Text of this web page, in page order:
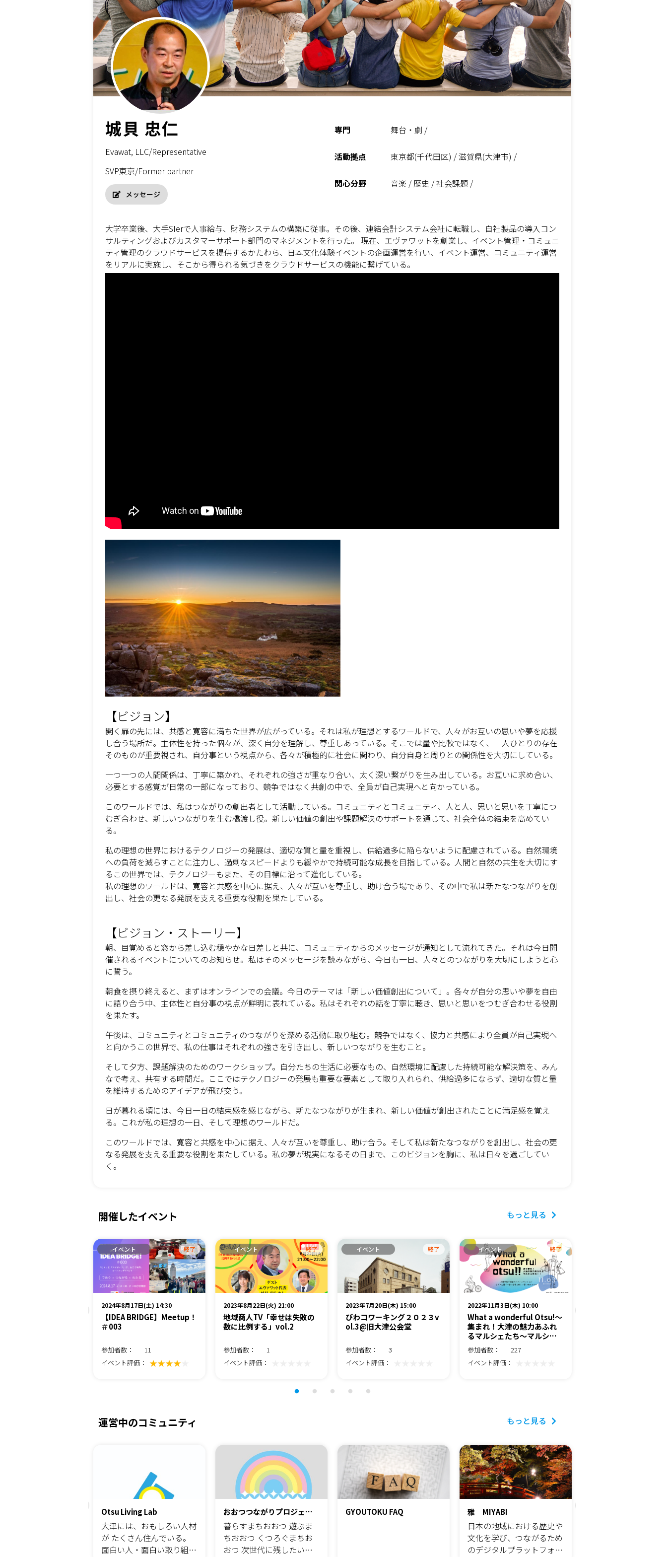
城貝 忠仁
Evawat, LLC/Representative
SVP東京/Former partner
メッセージ
専門 舞台・劇 /
活動拠点 東京都(千代田区) / 滋賀県(大津市) /
関心分野 音楽 / 歴史 / 社会課題 /
大学卒業後、大手SIerで人事給与、財務システムの構築に従事。その後、連結会計システム会社に転職し、自社製品の導入コン
サルティングおよびカスタマーサポート部門のマネジメントを行った。 現在、エヴァワットを創業し、イベント管理・コミュニ
ティ管理のクラウドサービスを提供するかたわら、日本文化体験イベントの企画運営を行い、イベント運営、コミュニティ運営
をリアルに実施し、そこから得られる気づきをクラウドサービスの機能に繋げている。
【ビジョン】
開く扉の先には、共感と寛容に満ちた世界が広がっている。それは私が理想とするワールドで、人々がお互いの思いや夢を応援
し合う場所だ。主体性を持った個々が、深く自分を理解し、尊重しあっている。そこでは量や比較ではなく、一人ひとりの存在
そのものが重要視され、自分事という視点から、各々が積極的に社会に関わり、自分自身と周りとの関係性を大切にしている。
一つ一つの人間関係は、丁寧に築かれ、それぞれの強さが重なり合い、太く深い繋がりを生み出している。お互いに求め合い、
必要とする感覚が日常の一部になっており、競争ではなく共創の中で、全員が自己実現へと向かっている。
このワールドでは、私はつながりの創出者として活動している。コミュニティとコミュニティ、人と人、思いと思いを丁寧につ
むぎ合わせ、新しいつながりを生む橋渡し役。新しい価値の創出や課題解決のサポートを通じて、社会全体の結束を高めてい
る。
私の理想の世界におけるテクノロジーの発展は、適切な質と量を重視し、供給過多に陥らないように配慮されている。自然環境
への負荷を減らすことに注力し、過剰なスピードよりも緩やかで持続可能な成長を目指している。人間と自然の共生を大切にす
るこの世界では、テクノロジーもまた、その目標に沿って進化している。
私の理想のワールドは、寛容と共感を中心に据え、人々が互いを尊重し、助け合う場であり、その中で私は新たなつながりを創
出し、社会の更なる発展を支える重要な役割を果たしている。
【ビジョン・ストーリー】
朝、目覚めると窓から差し込む穏やかな日差しと共に、コミュニティからのメッセージが通知として流れてきた。それは今日開
催されるイベントについてのお知らせ。私はそのメッセージを読みながら、今日も一日、人々とのつながりを大切にしようと心
に誓う。
朝食を摂り終えると、まずはオンラインでの会議。今日のテーマは「新しい価値創出について」。各々が自分の思いや夢を自由
に語り合う中、主体性と自分事の視点が鮮明に表れている。私はそれぞれの話を丁寧に聴き、思いと思いをつむぎ合わせる役割
を果たす。
午後は、コミュニティとコミュニティのつながりを深める活動に取り組む。競争ではなく、協力と共感により全員が自己実現へ
と向かうこの世界で、私の仕事はそれぞれの強さを引き出し、新しいつながりを生むこと。
そして夕方、課題解決のためのワークショップ。自分たちの生活に必要なもの、自然環境に配慮した持続可能な解決策を、みん
なで考え、共有する時間だ。ここではテクノロジーの発展も重要な要素として取り入れられ、供給過多にならず、適切な質と量
を維持するためのアイデアが飛び交う。
日が暮れる頃には、今日一日の結束感を感じながら、新たなつながりが生まれ、新しい価値が創出されたことに満足感を覚え
る。これが私の理想の一日、そして理想のワールドだ。
このワールドでは、寛容と共感を中心に据え、人々が互いを尊重し、助け合う。そして私は新たなつながりを創出し、社会の更
なる発展を支える重要な役割を果たしている。私の夢が現実になるその日まで、このビジョンを胸に、私は日々を過ごしてい
く。
開催したイベント もっと見る
イベント 終了
2024年8月17日(土) 14:30
【IDEA BRIDGE】Meetup！
＃003
参加者数：
11
イベント評価：
★★★★
イベント 終了
2023年8月22日(火) 21:00
地域商人TV「幸せは失敗の
数に比例する」vol.2
参加者数：
1
イベント評価：
イベント 終了
2023年7月20日(木) 15:00
びわコワーキング２０２３v
ol.3@旧大津公会堂
参加者数：
3
イベント評価：
イベント 終了
2022年11月3日(木) 10:00
What a wonderful Otsu!～
集まれ！大津の魅力あふれ
るマルシェたち～マルシェ
出店申し込みフォーム
参加者数：
227
イベント評価：
運営中のコミュニティ もっと見る
Otsu Living Lab
大津には、おもしろい人材
が たくさん住んでいる。
面白い人・面白い取り組み
おおつつながりプロジェク
ト
暮らすまちおおつ 遊ぶま
ちおおつ くつろぐまちお
おつ 次世代に残したいお
GYOUTOKU FAQ 雅 MIYABI
日本の地域における歴史や
文化を学び、つながるため
のデジタルプラットフォー